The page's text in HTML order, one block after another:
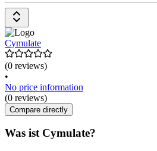
Cymulate
(0 reviews)
•
No price information
(0 reviews)
Compare directly
Was ist Cymulate?